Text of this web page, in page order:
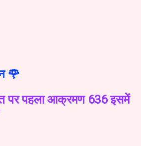
🌹
पर पहला आक्रमण 636 इसमें